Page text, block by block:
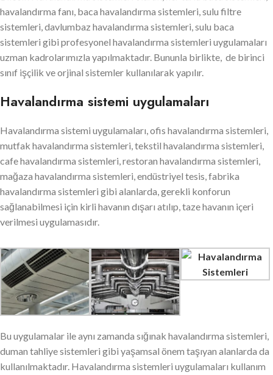
havalandırma fanı, baca havalandırma sistemleri, sulu filtre
sistemleri, davlumbaz havalandırma sistemleri, sulu baca
sistemleri gibi profesyonel havalandırma sistemleri uygulamaları
uzman kadrolarımızla yapılmaktadır. Bununla birlikte, de birinci
sınıf işçilik ve orjinal sistemler kullanılarak yapılır.
Havalandırma sistemi uygulamaları
Havalandırma sistemi uygulamaları, ofis havalandırma sistemleri,
mutfak havalandırma sistemleri, tekstil havalandırma sistemleri,
cafe havalandırma sistemleri, restoran havalandırma sistemleri,
mağaza havalandırma sistemleri, endüstriyel tesis, fabrika
havalandırma sistemleri gibi alanlarda, gerekli konforun
sağlanabilmesi için kirli havanın dışarı atılıp, taze havanın içeri
verilmesi uygulamasıdır.
Bu uygulamalar ile aynı zamanda sığınak havalandırma sistemleri,
duman tahliye sistemleri gibi yaşamsal önem taşıyan alanlarda da
kullanılmaktadır. Havalandırma sistemleri uygulamaları kullanım